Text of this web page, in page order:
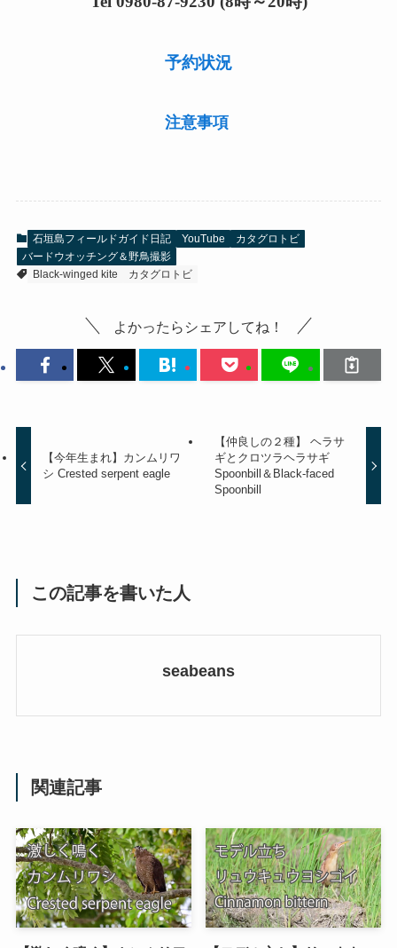
予約状況
注意事項
石垣島フィールドガイド日記 YouTube
カタグロトビ
バードウオッチング＆野鳥撮影
Black-winged kite
カタグロトビ
よかったらシェアしてね！
【今年生まれ】カンムリワ
シ Crested serpent eagle
【仲良しの２種】 ヘラサ
ギとクロツラヘラサギ
Spoonbill＆Black-faced
Spoonbill
この記事を書いた人
seabeans
関連記事